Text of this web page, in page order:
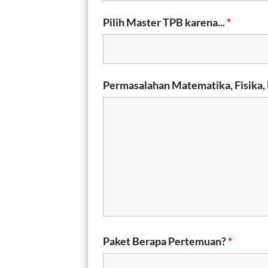
Pilih Master TPB karena...*
Permasalahan Matematika, Fisika,
Paket Berapa Pertemuan?*